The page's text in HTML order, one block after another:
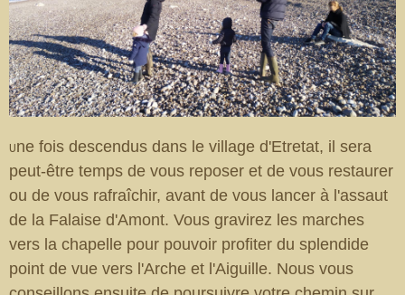
Une fois descendus dans le village d'Etretat, il sera
peut-être temps de vous reposer et de vous restaurer
ou de vous rafraîchir, avant de vous lancer à l'assaut
de la Falaise d'Amont. Vous gravirez les marches
vers la chapelle pour pouvoir profiter du splendide
point de vue vers l'Arche et l'Aiguille. Nous vous